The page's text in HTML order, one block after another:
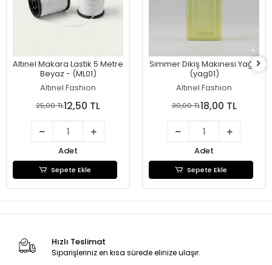
Altınel Makara Lastik 5 Metre
Beyaz - (ML01)
Altınel Fashion
25,00 TL12,50 TL
Adet
Sepete Ekle
Simmer Dikiş Makinesi Yağı-
(yag01)
Altınel Fashion
30,00 TL18,00 TL
Adet
Sepete Ekle
Hızlı Teslimat
Siparişleriniz en kısa sürede elinize ulaşır.